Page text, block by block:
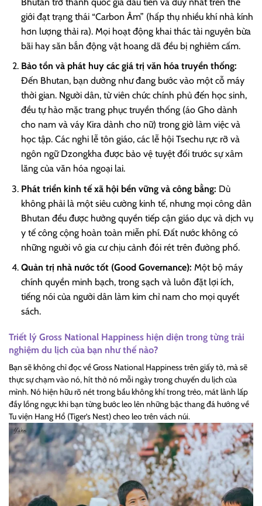
giới đạt trạng thái “Carbon Âm” (hấp thụ nhiều khí nhà kính
hơn lượng thải ra). Mọi hoạt động khai thác tài nguyên bừa
bãi hay săn bắn động vật hoang dã đều bị nghiêm cấm.
Bảo tồn và phát huy các giá trị văn hóa truyền thống:
Đến Bhutan, bạn dường như đang bước vào một cỗ máy
thời gian. Người dân, từ viên chức chính phủ đến học sinh,
đều tự hào mặc trang phục truyền thống (áo Gho dành
cho nam và váy Kira dành cho nữ) trong giờ làm việc và
học tập. Các nghi lễ tôn giáo, các lễ hội Tsechu rực rỡ và
ngôn ngữ Dzongkha được bảo vệ tuyệt đối trước sự xâm
lăng của văn hóa ngoại lai.
Phát triển kinh tế xã hội bền vững và công bằng: Dù
không phải là một siêu cường kinh tế, nhưng mọi công dân
Bhutan đều được hưởng quyền tiếp cận giáo dục và dịch vụ
y tế công cộng hoàn toàn miễn phí. Đất nước không có
những người vô gia cư chịu cảnh đói rét trên đường phố.
Quản trị nhà nước tốt (Good Governance): Một bộ máy
chính quyền minh bạch, trong sạch và luôn đặt lợi ích,
tiếng nói của người dân làm kim chỉ nam cho mọi quyết
sách.
Triết lý Gross National Happiness hiện diện trong từng trải
nghiệm du lịch của bạn như thế nào?
Bạn sẽ không chỉ đọc vềGross National Happinesstrên giấy tờ, mà sẽ
thực sự chạm vào nó, hít thở nó mỗi ngày trong chuyến du lịch của
mình. Nó hiện hữu rõ nét trong bầu không khí trong trẻo, mát lành lấp
đầy lồng ngực khi bạn từng bước leo lên những bậc thang đá hướng về
Tu viện Hang Hổ (Tiger’s Nest) cheo leo trên vách núi.